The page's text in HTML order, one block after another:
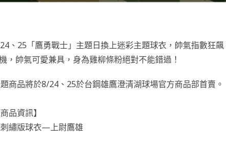
、25「鷹勇戰士」主題日換上迷彩主題球衣，帥氣指數狂
，帥氣可愛兼具，身為雞柳條粉絕對不能錯過！
題商品將於8/24、25於台鋼雄鷹澄清湖球場官方商品部首賣。
品資訊】
繡版球衣—上尉鷹雄